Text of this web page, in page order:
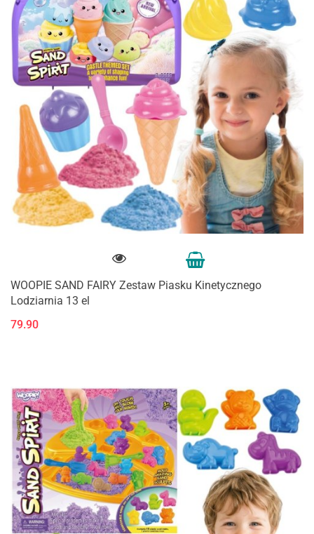
WOOPIE SAND FAIRY Zestaw Piasku Kinetycznego
Lodziarnia 13 el
79.90